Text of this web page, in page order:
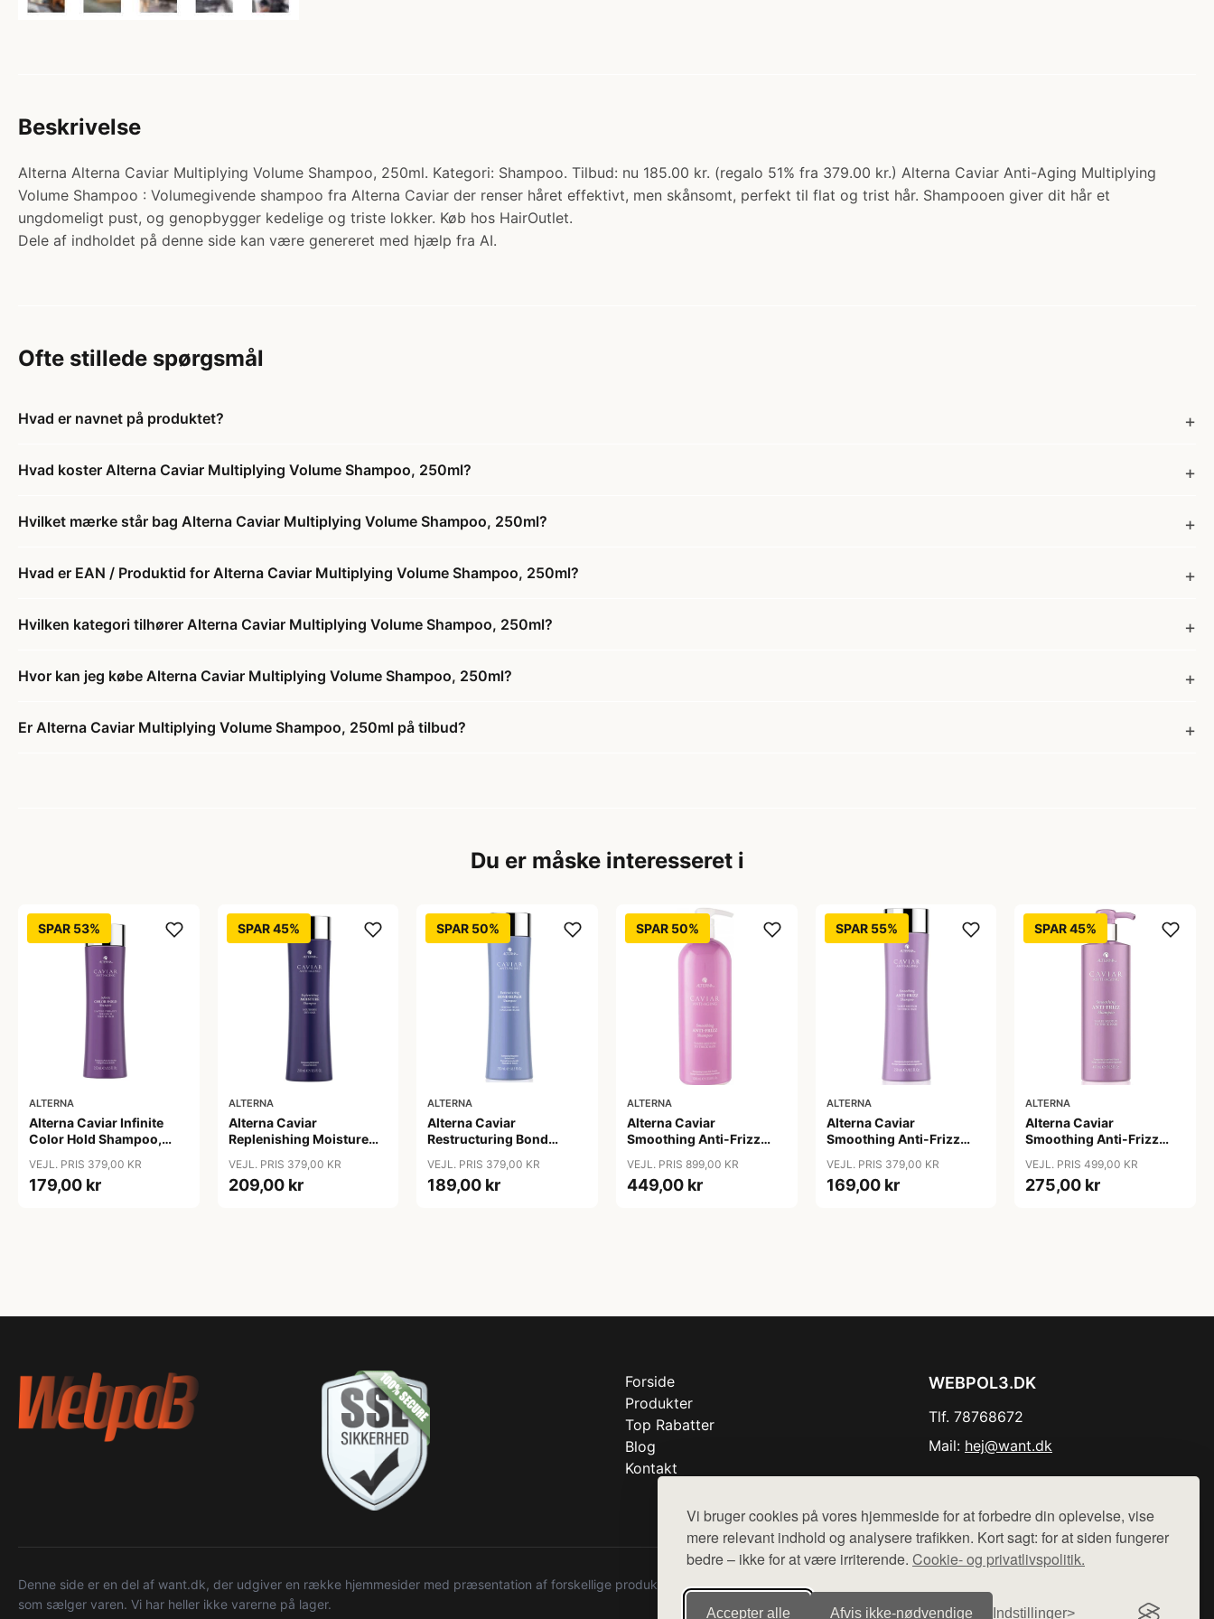
Vi bruger cookies på vores hjemmeside for at forbedre din oplevelse, vise
mere relevant indhold og analysere trafikken. Kort sagt: for at siden fungerer
bedre – ikke for at være irriterende. Cookie- og privatlivspolitik.
Accepter alle Afvis ikke‑nødvendige Indstillinger
Beskrivelse
Alterna Alterna Caviar Multiplying Volume Shampoo, 250ml. Kategori: Shampoo. Tilbud: nu 185.00 kr. (regalo 51% fra 379.00 kr.) Alterna Caviar Anti-Aging Multiplying
Volume Shampoo : Volumegivende shampoo fra Alterna Caviar der renser håret effektivt, men skånsomt, perfekt til flat og trist hår. Shampooen giver dit hår et
ungdomeligt pust, og genopbygger kedelige og triste lokker. Køb hos HairOutlet.
Dele af indholdet på denne side kan være genereret med hjælp fra AI.
Ofte stillede spørgsmål
Hvad er navnet på produktet?
Hvad koster Alterna Caviar Multiplying Volume Shampoo, 250ml?
Hvilket mærke står bag Alterna Caviar Multiplying Volume Shampoo, 250ml?
Hvad er EAN / Produktid for Alterna Caviar Multiplying Volume Shampoo, 250ml?
Hvilken kategori tilhører Alterna Caviar Multiplying Volume Shampoo, 250ml?
Hvor kan jeg købe Alterna Caviar Multiplying Volume Shampoo, 250ml?
Er Alterna Caviar Multiplying Volume Shampoo, 250ml på tilbud?
Du er måske interesseret i
SPAR 53%
ALTERNA
Alterna Caviar Infinite
Color Hold Shampoo,
VEJL. PRIS 379,00 KR
179,00 kr
SPAR 45%
ALTERNA
Alterna Caviar
Replenishing Moisture
VEJL. PRIS 379,00 KR
209,00 kr
SPAR 50%
ALTERNA
Alterna Caviar
Restructuring Bond
VEJL. PRIS 379,00 KR
189,00 kr
SPAR 50%
ALTERNA
Alterna Caviar
Smoothing Anti-Frizz
VEJL. PRIS 899,00 KR
449,00 kr
SPAR 55%
ALTERNA
Alterna Caviar
Smoothing Anti-Frizz
VEJL. PRIS 379,00 KR
169,00 kr
SPAR 45%
ALTERNA
Alterna Caviar
Smoothing Anti-Frizz
VEJL. PRIS 499,00 KR
275,00 kr
Forside
Produkter
Top Rabatter
Blog
Kontakt
WEBPOL3.DK
Tlf. 78768672
Mail: hej@want.dk
Denne side er en del af want.dk, der udgiver en række hjemmesider med præsentation af forskellige produkter fra diverse webshops. Der sælges ikke varer fra denne side - vi henviser til de shops,
som sælger varen. Vi har heller ikke varerne på lager.